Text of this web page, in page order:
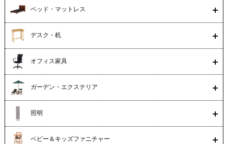
ベッド・マットレス
デスク・机
オフィス家具
ガーデン・エクステリア
照明
ベビー＆キッズファニチャー